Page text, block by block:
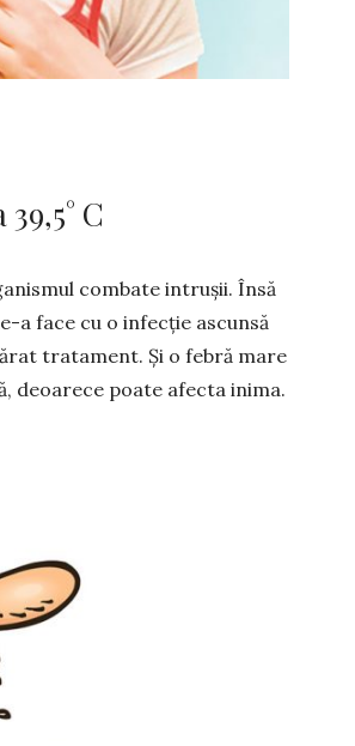
C
combate intrușii. Însă
a face cu o infecție ascunsă
trata­ment. Și o febră mare
deoarece poate afecta inima.